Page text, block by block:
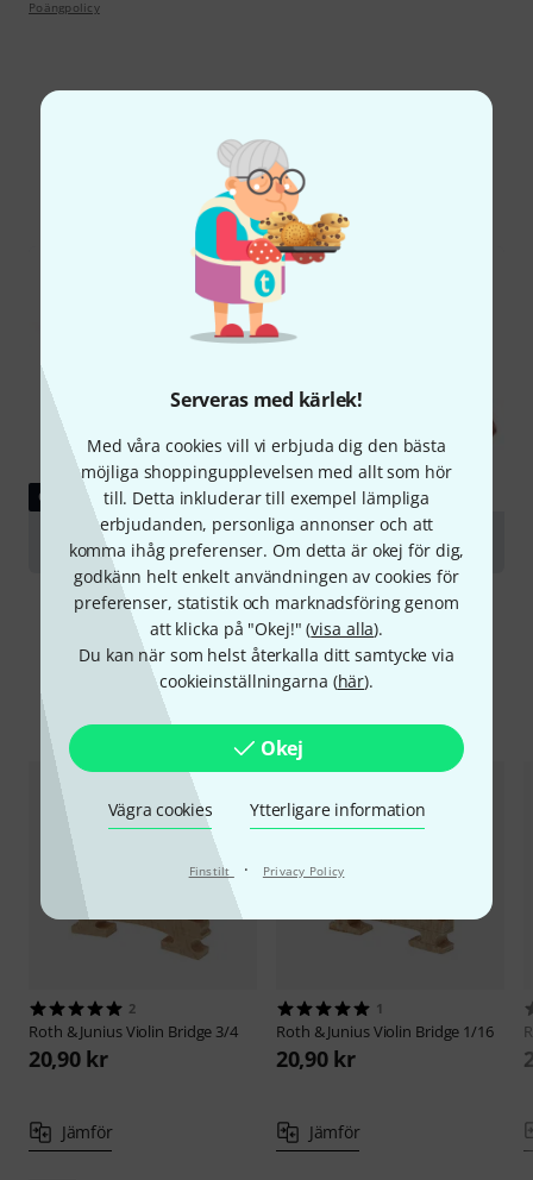
Serveras med kärlek!
Med våra cookies vill vi erbjuda dig den bästa
möjliga shoppingupplevelsen med allt som hör
till. Detta inkluderar till exempel lämpliga
erbjudanden, personliga annonser och att
komma ihåg preferenser. Om detta är okej för dig,
godkänn helt enkelt användningen av cookies för
preferenser, statistik och marknadsföring genom
att klicka på "Okej!" (visa alla).
Du kan när som helst återkalla ditt samtycke via
cookieinställningarna (här).
Okej
Vägra cookies Ytterligare information
Finstilt · Privacy Policy
Poängpolicy
Visste du?
Onlineguide
GUIDE
Violas
Jämför alternativ
2
Roth & JuniusViolin Bridge 3/4
20,90 kr
Jämför
1
Roth & JuniusViolin Bridge 1/16
20,90 kr
Jämför